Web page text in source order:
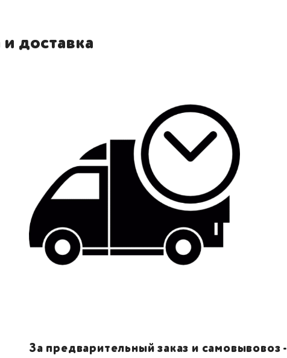
доставка
За предварительный заказ и самовывовоз -